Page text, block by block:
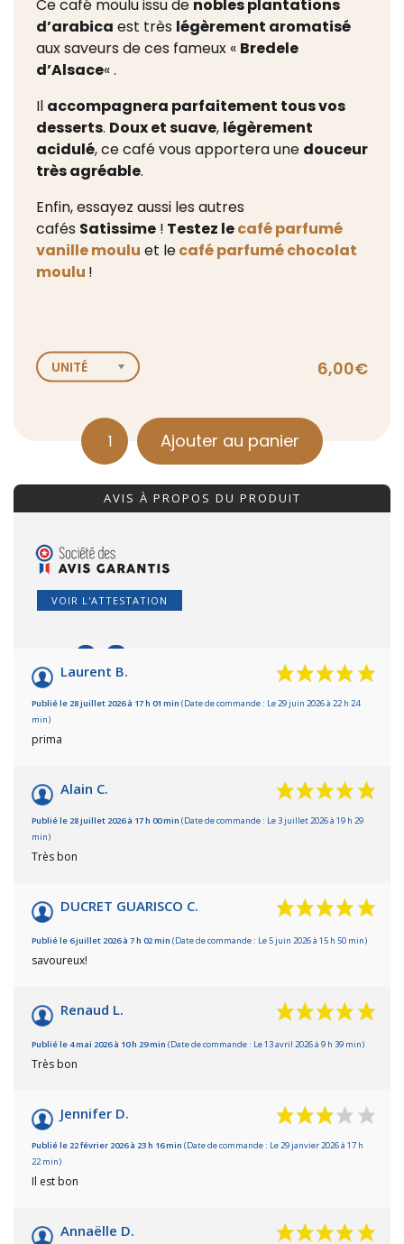
Ce café moulu issu de nobles plantations
d’arabica est très légèrement aromatisé
aux saveurs de ces fameux « Bredele
d’Alsace« .
Il accompagnera parfaitement tous vos
desserts. Doux et suave, légèrement
acidulé, ce café vous apportera une douceur
très agréable.
Enfin, essayez aussi les autres
cafés Satissime ! Testez lecafé parfumé
vanille moulu et lecafé parfumé chocolat
moulu !
6,00€
quantité
de
Café
Bredele
d'Alsace
moulu
Ajouter au panier
AVIS À PROPOS DU PRODUIT
VOIR L'ATTESTATION
9.6/10
Basé sur 332 avis
Laurent B.
Publié le 28 juillet 2026 à 17 h 01 min (Date de commande : Le 29 juin 2026 à 22 h 24
min)
prima
Alain C.
Publié le 28 juillet 2026 à 17 h 00 min (Date de commande : Le 3 juillet 2026 à 19 h 29
min)
Très bon
DUCRET GUARISCO C.
Publié le 6 juillet 2026 à 7 h 02 min (Date de commande : Le 5 juin 2026 à 15 h 50 min)
savoureux!
Renaud L.
Publié le 4 mai 2026 à 10 h 29 min (Date de commande : Le 13 avril 2026 à 9 h 39 min)
Très bon
Jennifer D.
Publié le 22 février 2026 à 23 h 16 min (Date de commande : Le 29 janvier 2026 à 17 h
22 min)
Il est bon
Annaëlle D.